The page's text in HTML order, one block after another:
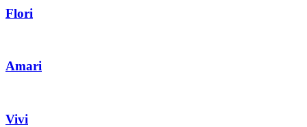
Flori
Amari
Vivi